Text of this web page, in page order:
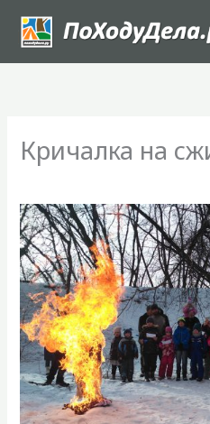
содержимому
Кричалка на